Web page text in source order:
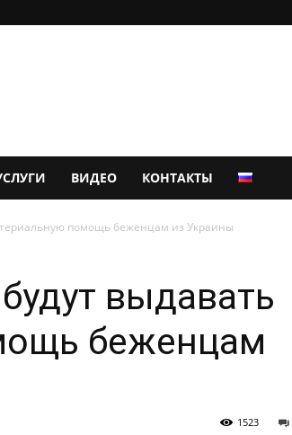
ВИДЕО КОНТАКТЫ
помощь беженцам из Украины
выдавать
беженцам
1523